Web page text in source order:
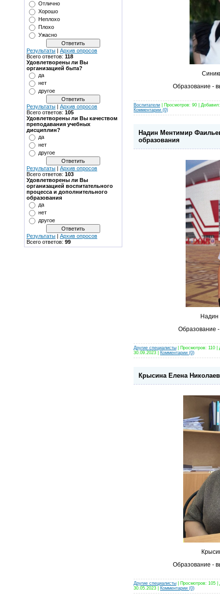
Отлично
Хорошо
Неплохо
Плохо
Ужасно
Результаты | Архив опросов
Всего ответов: 118
Удовлетворены ли Вы
организацией быта?
да
нет
другое
Результаты | Архив опросов
Всего ответов: 105
Удовлетворены ли Вы качеством
преподавания учебных
дисциплин?
да
нет
другое
Результаты | Архив опросов
Всего ответов: 103
Удовлетворены ли Вы
организацией воспитательного
процесса и дополнительного
образования
да
нет
другое
Результаты | Архив опросов
Всего ответов: 99
Образование -
Воспитатели | Просмотров: 90 |
Комментарии (0)
Надин Ментимир
образования
Надин
Образование
Другие специалисты | Просмотров: 110
30.09.2023
Комментарии (0)
Крысина Елена
Образование -
Другие специалисты | Просмотров: 105
30.05.2023
Комментарии (0)